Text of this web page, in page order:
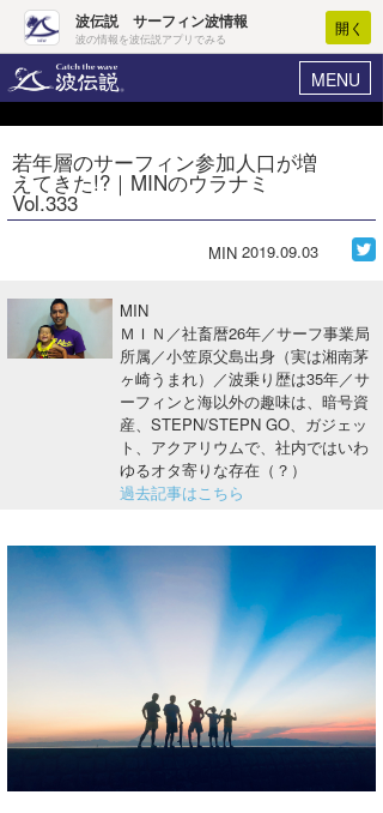
波伝説 サーフィン波情報
波の情報を波伝説アプリでみる
開く
MENU
ヘルプ マイホーム
ログイン
WAVE HUNTER 波予想ツール
サーフィンエリアガイド
今月のプレゼント
若年層のサーフィン参加人口が増
えてきた!?｜MINのウラナミ
Vol.333
MIN 2019.09.03
MIN
ＭＩＮ／社畜暦26年／サーフ事業局
所属／小笠原父島出身（実は湘南茅
ヶ崎うまれ）／波乗り歴は35年／サ
ーフィンと海以外の趣味は、暗号資
産、STEPN/STEPN GO、ガジェッ
ト、アクアリウムで、社内ではいわ
ゆるオタ寄りな存在（？）
過去記事はこちら
Core Surf Japan
コンテスト
アート＆エンタメ
コラム
ショップ情報
ショップ情報
湘南
千葉北
大阪
お知らせ
その他
サーファーズ